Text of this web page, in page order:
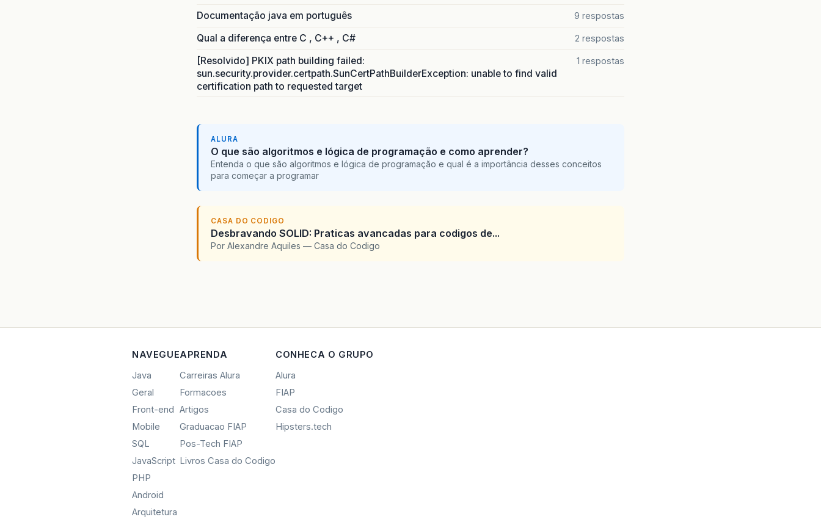
Documentação java em português 9 respostas
Qual a diferença entre C , C++ , C# 2 respostas
[Resolvido] PKIX path building failed:
sun.security.provider.certpath.SunCertPathBuilderException: unable to find valid
certification path to requested target
1 respostas
ALURA
O que são algoritmos e lógica de programação e como aprender?
Entenda o que são algoritmos e lógica de programação e qual é a importância desses conceitos
para começar a programar
CASA DO CODIGO
Desbravando SOLID: Praticas avancadas para codigos de...
Por Alexandre Aquiles — Casa do Codigo
NAVEGUE
Java
Geral
Front-end
Mobile
SQL
JavaScript
PHP
Android
Arquitetura
APRENDA
Carreiras Alura
Formacoes
Artigos
Graduacao FIAP
Pos-Tech FIAP
Livros Casa do Codigo
CONHECA O GRUPO
Alura
FIAP
Casa do Codigo
Hipsters.tech